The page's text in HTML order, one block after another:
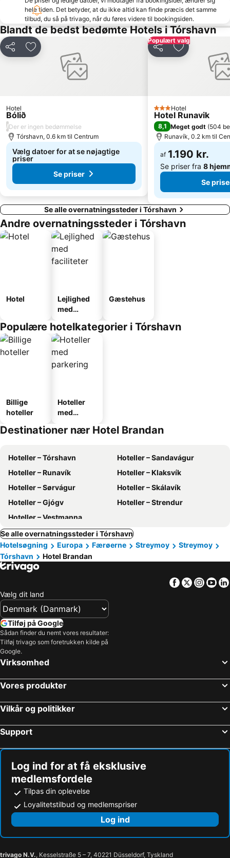
hele tiden. Det betyder, at du ikke altid kan finde præcis det samme
tilbud, du så på trivago, når du føres videre til bookingsiden.
Blandt de bedst bedømte Hotels i Tórshavn
Del Føj til favoritter
Hotel
Bólið
/Der er ingen bedømmelse
Tórshavn, 0.6 km til Centrum
Vælg datoer for at se nøjagtige
priser
Se priser
Populært valg
Del Føj til
3 Stjerner
Hotel
Hotel Runavik
8,1 Meget godt (504
Runavík, 0.2 km til
af 1.190 kr.
Se priser fra 8
Se
Se alle overnatningssteder i Tórshavn
Andre overnatningssteder i Tórshavn
Hotel
Lejlighed
med
Gæstehus
Populære hotelkategorier i Tórshavn
Billige
hoteller
Hoteller
med
Destinationer nær Hotel Brandan
Hoteller – Tórshavn
Hoteller – Sandavágur
Hoteller – Runavík
Hoteller – Klaksvík
Hoteller – Sørvágur
Hoteller – Skálavík
Hoteller – Gjógv
Hoteller – Strendur
Hoteller – Vestmanna
Se alle overnatningssteder i Tórshavn
Hotelsøgning
Europa Færøerne Streymoy
Streymoy
Tórshavn
Hotel Brandan
Facebook
Twitter
Vælg dit land
Tilføj på Google
Sådan finder du nemt vores resultater:
Tilføj trivago som foretrukken kilde på
Google.
Virksomhed
Vores produkter
Vilkår og politikker
Support
Log ind for at få eksklusive
medlemsfordele
Tilpas din oplevelse
Loyalitetstilbud og medlemspriser
Log ind
trivago N.V., Kesselstraße 5 – 7, 40221 Düsseldorf, Tyskland